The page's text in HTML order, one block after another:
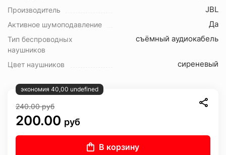
Производитель JBL
Активное шумоподавление Да
Тип беспроводных
наушников
съёмный аудиокабель
Цвет наушников сиреневый
экономия 40,00 undefined
240.00руб
200.00 руб
В корзину